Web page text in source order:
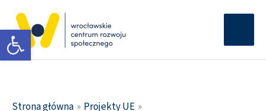
Otwórz pasek narzędzi
treści
Strona główna
Projekty UE